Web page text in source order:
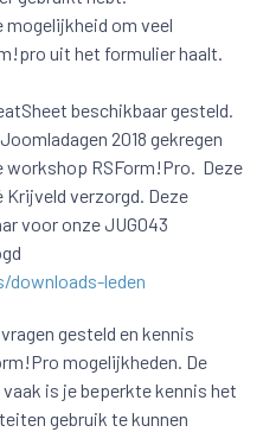
mogelijkheid om veel
uit het formulier haalt.
beschikbaar gesteld.
2018 gekregen
workshop RSForm!Pro. Deze
Krijveld verzorgd. Deze
voor onze JUG043
leden
gesteld en kennis
mogelijkheden. De
is je beperkte kennis het
gebruik te kunnen